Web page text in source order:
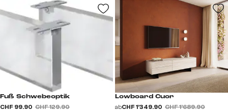
Fuß Schwebeoptik
CHF 99.90 CHF 129.90
Lowboard Cuor
abCHF 1’349.90 CHF 1’689.90